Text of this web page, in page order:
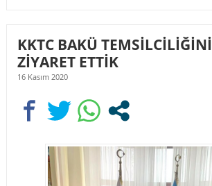
KKTC BAKÜ TEMSİLCİLİĞİNİ
ZİYARET ETTİK
16 Kasım 2020